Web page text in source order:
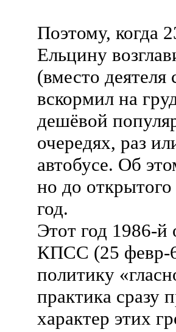
Поэтому, когда
Ельцину
(вместо
вскормил на
дешёвой
очередях, раз
автобусе. Об
но до
год.
Этот год 1986-
КПСС (25 февр-6
политику
практика сразу
характер этих